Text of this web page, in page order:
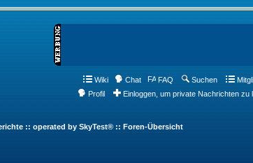
Wiki Chat FAQ Suchen
Profil
Einloggen, um private Nachrichten zu
:: operated by SkyTest® :: Foren-Übersicht